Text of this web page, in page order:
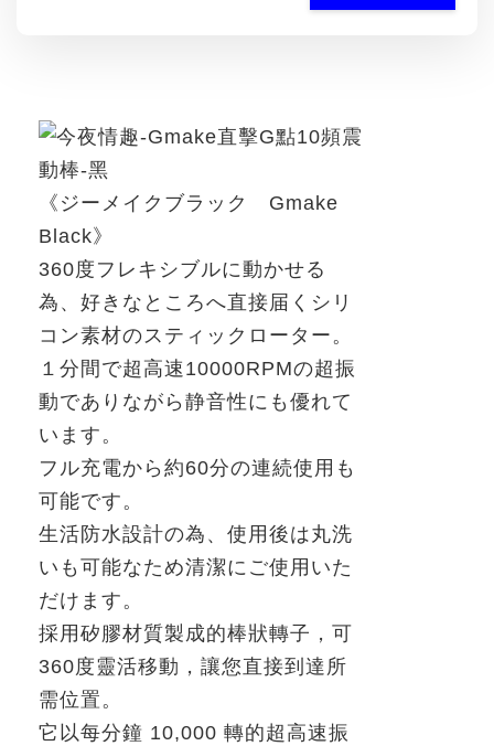
《ジーメイク ブラック Gmake
Black》
360度フレキシブルに動かせる
為、好きなところへ直接届くシリ
コン素材のスティックローター。
１分間で超高速 10000RPMの超振
動でありながら静音性にも優れて
います。
フル充電から約60分の連続使用も
可能です。
生活防水設計の為、使用後は丸洗
いも可能なため清潔にご使用いた
だけます。
採用矽膠材質製成的棒狀轉子，可
360度靈活移動，讓您直接到達所
需位置。
它以每分鐘 10,000 轉的超高速振